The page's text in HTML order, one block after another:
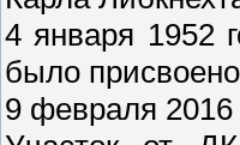
4 января 1952
было
9 февраля